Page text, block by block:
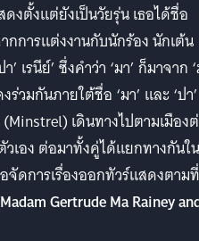
งตั้งแต่ยังเป็นวัยรุ่น เธอได้ชื่อ
ากการแต่งงานกับนักร้อง นักเต้น
เรนีย์’ ซึ่งคำว่า ‘มา’ ก็มาจาก
วมกันภายใต้ชื่อ ‘มา’ และ ‘ปา’
เดินทางไปตามเมือง
เอง ต่อมาทั้งคู่ได้แยกทางกันใ
จัดการเรื่องออกทัวร์แสดงตามที่
Madam Gertrude Ma Rainey